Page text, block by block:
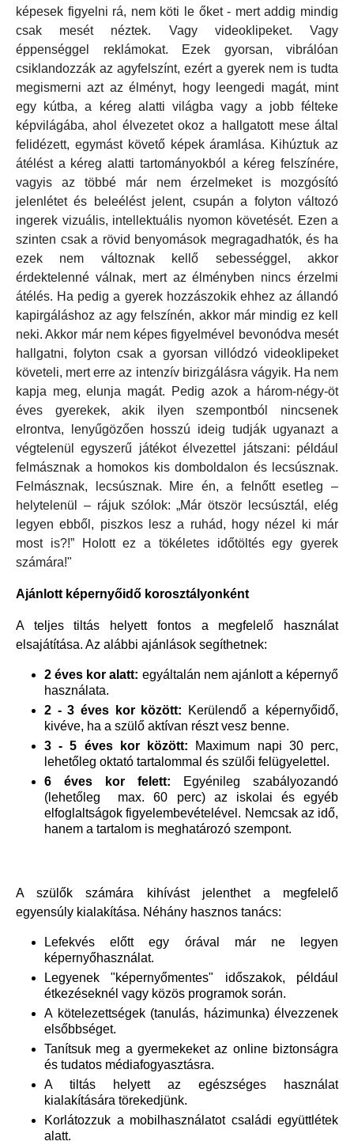
képesek figyelni rá, nem köti le őket - mert addig mindig
csak mesét néztek. Vagy videoklipeket. Vagy
éppenséggel reklámokat. Ezek gyorsan, vibrálóan
csiklandozzák az agyfelszínt, ezért a gyerek nem is tudta
megismerni azt az élményt, hogy leengedi magát, mint
egy kútba, a kéreg alatti világba vagy a jobb félteke
képvilágába, ahol élvezetet okoz a hallgatott mese által
felidézett, egymást követő képek áramlása. Kihúztuk az
átélést a kéreg alatti tartományokból a kéreg felszínére,
vagyis az többé már nem érzelmeket is mozgósító
jelenlétet és beleélést jelent, csupán a folyton változó
ingerek vizuális, intellektuális nyomon követését. Ezen a
szinten csak a rövid benyomások megragadhatók, és ha
ezek nem változnak kellő sebességgel, akkor
érdektelenné válnak, mert az élményben nincs érzelmi
átélés. Ha pedig a gyerek hozzászokik ehhez az állandó
kapirgáláshoz az agy felszínén, akkor már mindig ez kell
neki. Akkor már nem képes figyelmével bevonódva mesét
hallgatni, folyton csak a gyorsan villódzó videoklipeket
követeli, mert erre az intenzív birizgálásra vágyik. Ha nem
kapja meg, elunja magát. Pedig azok a három-négy-öt
éves gyerekek, akik ilyen szempontból nincsenek
elrontva, lenyűgözően hosszú ideig tudják ugyanazt a
végtelenül egyszerű játékot élvezettel játszani: például
felmásznak a homokos kis domboldalon és lecsúsznak.
Felmásznak, lecsúsznak. Mire én, a felnőtt esetleg –
helytelenül – rájuk szólok: „Már ötször lecsúsztál, elég
legyen ebből, piszkos lesz a ruhád, hogy nézel ki már
most is?!” Holott ez a tökéletes időtöltés egy gyerek
számára!"
Ajánlott képernyőidő korosztályonként
A teljes tiltás helyett fontos a megfelelő használat
elsajátítása. Az alábbi ajánlások segíthetnek:
2 éves kor alatt: egyáltalán nem ajánlott a képernyő
használata.
2 - 3 éves kor között: Kerülendő a képernyőidő,
kivéve, ha a szülő aktívan részt vesz benne.
3 - 5 éves kor között: Maximum napi 30 perc,
lehetőleg oktató tartalommal és szülői felügyelettel.
6 éves kor felett: Egyénileg szabályozandó
(lehetőleg max. 60 perc) az iskolai és egyéb
elfoglaltságok figyelembevételével. Nemcsak az idő,
hanem a tartalom is meghatározó szempont.
A szülők számára kihívást jelenthet a megfelelő
egyensúly kialakítása. Néhány hasznos tanács:
Lefekvés előtt egy órával már ne legyen
képernyőhasználat.
Legyenek "képernyőmentes" időszakok, például
étkezéseknél vagy közös programok során.
A kötelezettségek (tanulás, házimunka) élvezzenek
elsőbbséget.
Tanítsuk meg a gyermekeket az online biztonságra
és tudatos médiafogyasztásra.
A tiltás helyett az egészséges használat
kialakítására törekedjünk.
Korlátozzuk a mobilhasználatot családi együttlétek
alatt.